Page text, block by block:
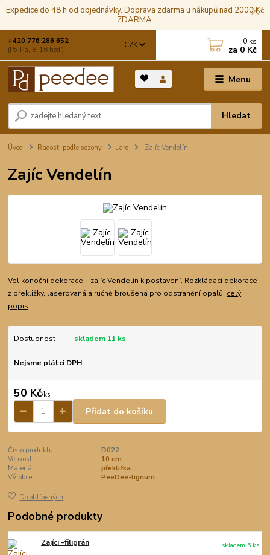
Expedice do 48 h od objednávky. Doprava zdarma u nákupů nad 2000 Kč
ZDARMA.
Menu
CZK
Hledat
+420 776 286 652
(Po-Pá, 8-16 hod.)
0 ks
za 0 Kč
Úvod Radosti podle sezony Jaro Zajíc Vendelín
Zajíc Vendelín
Velikonoční dekorace – zajíc Vendelín k postavení. Rozkládací dekorace
z překližky, laserovaná a ručně broušená pro odstranění opalů. celý
popis
Dostupnost skladem 11 ks
Nejsme plátci DPH
50 Kč/ks
Přidat do košíku
Číslo produktu:
D022
Velikost:
10 cm
Materiál:
překližka
Výrobce:
PeeDee-lignum
Do oblíbených
Podobné produkty
Zajíci -filigrán
skladem 5 ks